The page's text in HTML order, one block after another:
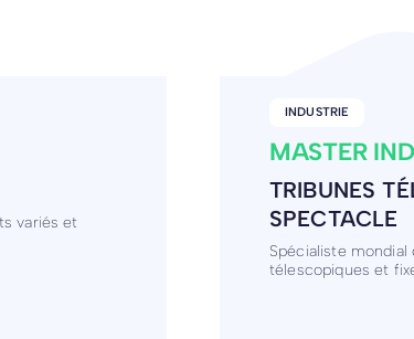
EN
AUTRES
COLLÈGE
Collège qui
engagés.